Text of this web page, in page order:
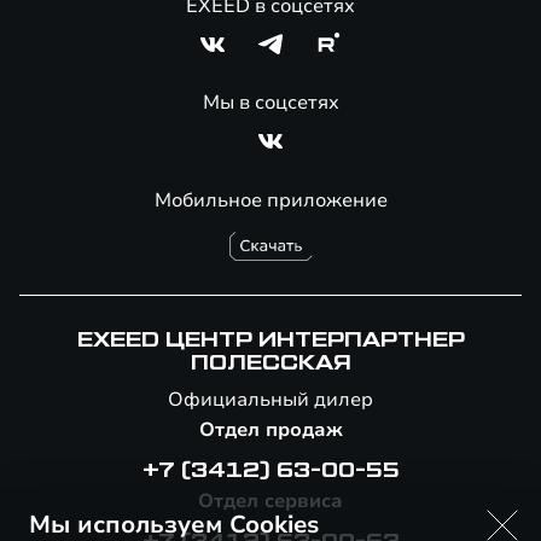
Мобильное приложение
EXEED в соцсетях
Мы в соцсетях
EXEED ЦЕНТР ИНТЕРПАРТНЕР
ПОЛЕССКАЯ
Официальный дилер
Отдел продаж
+7 (3412) 63-00-55
Отдел сервиса
Мы используем Cookies